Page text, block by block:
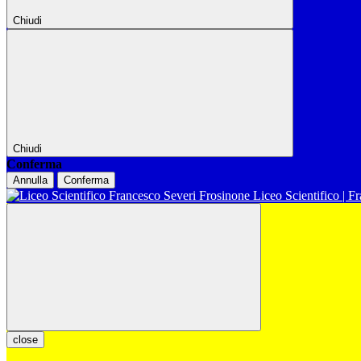
Chiudi
Chiudi
Conferma
Annulla Conferma
Liceo Scientifico |
close